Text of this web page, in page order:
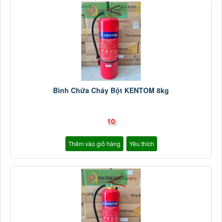
Bình Chữa Cháy Bột KENTOM 8kg
10
Thêm vào giỏ hàng Yêu thích